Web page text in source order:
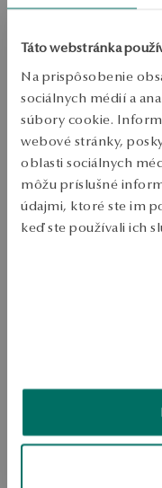
Táto webstránka
Na prispôsobenie
sociálnych médií a
súbory cookie.
webové stránky,
oblasti sociálnych
môžu príslušné
údajmi, ktoré ste im
keď ste používali ich
Zásielka:1pracovné
Doprava zdarma od 70
Bezplatné vrátenie
PODROBNOSTI